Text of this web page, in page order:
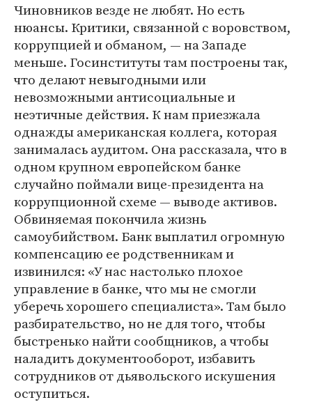
Чиновников везде не любят. Но есть
нюансы. Критики, связанной с воровством,
коррупцией и обманом, — на Западе
меньше. Госинституты там построены так,
что делают невыгодными или
невозможными антисоциальные и
неэтичные действия. К нам приезжала
однажды американская коллега, которая
занималась аудитом. Она рассказала, что в
одном крупном европейском банке
случайно поймали вице-президента на
коррупционной схеме — выводе активов.
Обвиняемая покончила жизнь
самоубийством. Банк выплатил огромную
компенсацию ее родственникам и
извинился: «У нас настолько плохое
управление в банке, что мы не смогли
уберечь хорошего специалиста». Там было
разбирательство, но не для того, чтобы
быстренько найти сообщников, а чтобы
наладить документооборот, избавить
сотрудников от дьявольского искушения
оступиться.